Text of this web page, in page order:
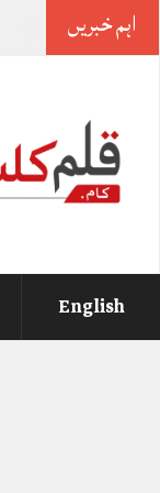
اہم خبریں
English